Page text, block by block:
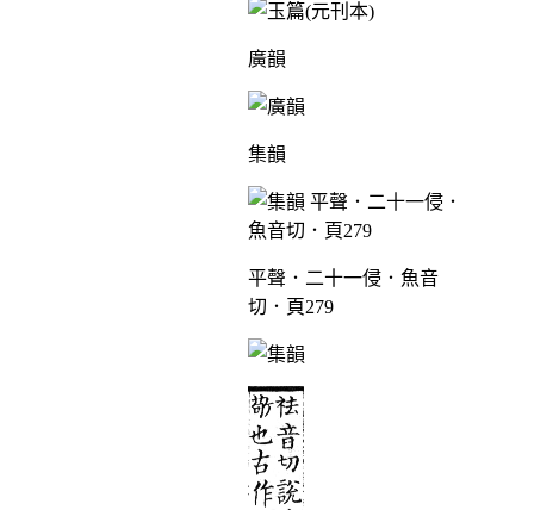
廣韻
集韻
平聲．二十一侵．魚音
切．頁279